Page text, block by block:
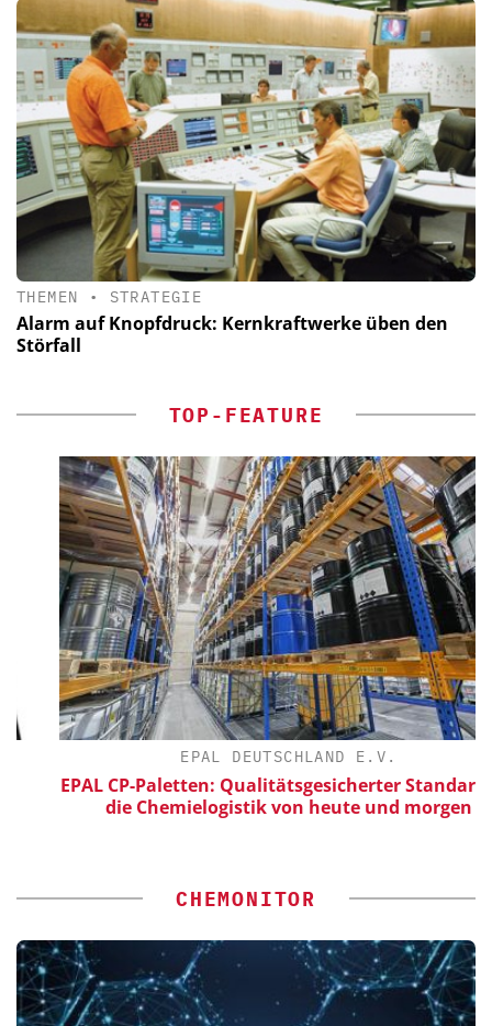
THEMEN • STRATEGIE
Alarm auf Knopfdruck: Kernkraftwerke üben den
Störfall
TOP-FEATURE
EPAL DEUTSCHLAND E.V.
EPAL CP-Paletten: Qualitätsgesicherter Standard für
die Chemielogistik von heute und morgen
CHEMONITOR